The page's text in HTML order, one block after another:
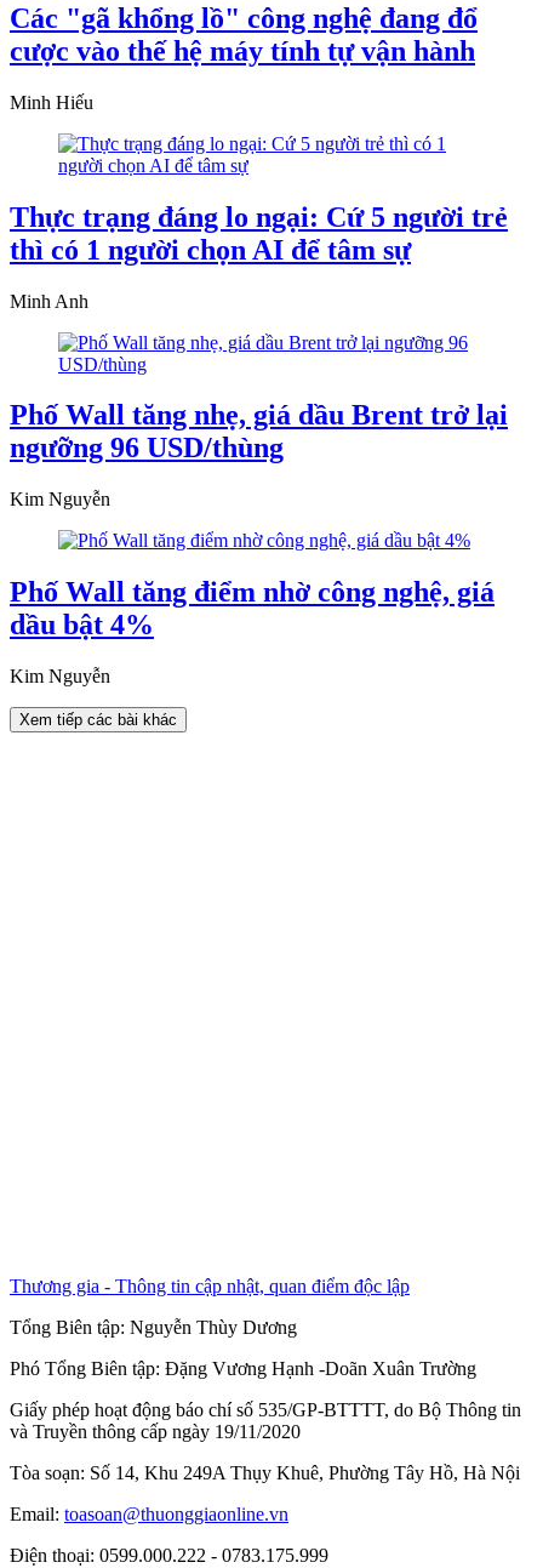
Các "gã khổng lồ" công nghệ đang đổ
cược vào thế hệ máy tính tự vận hành
Minh Hiếu
Thực trạng đáng lo ngại: Cứ 5 người trẻ
thì có 1 người chọn AI để tâm sự
Minh Anh
Phố Wall tăng nhẹ, giá dầu Brent trở lại
ngưỡng 96 USD/thùng
Kim Nguyễn
Phố Wall tăng điểm nhờ công nghệ, giá
dầu bật 4%
Kim Nguyễn
Xem tiếp các bài khác
Thương gia - Thông tin cập nhật, quan điểm độc lập
Tổng Biên tập: Nguyễn Thùy Dương
Phó Tổng Biên tập: Đặng Vương Hạnh -Doãn Xuân Trường
Giấy phép hoạt động báo chí số 535/GP-BTTTT, do Bộ Thông tin
và Truyền thông cấp ngày 19/11/2020
Tòa soạn: Số 14, Khu 249A Thụy Khuê, Phường Tây Hồ, Hà Nội
Email: toasoan@thuonggiaonline.vn
Điện thoại: 0599.000.222 - 0783.175.999